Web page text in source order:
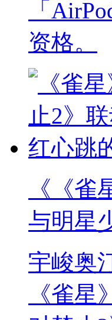
「
资格。
《《
与明星
宇峻奥
《雀